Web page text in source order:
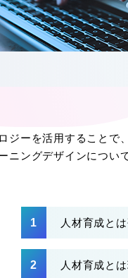
ジーを活用すること
ニングデザインについ
人材育成と
人材育成と